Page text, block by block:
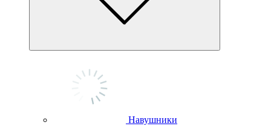
Навушники